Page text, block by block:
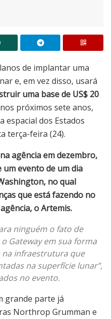
de implantar uma
e, em vez disso, usará
uma base de US$ 20
nos próximos sete anos,
espacial dos Estados
terça-feira (24).
agência em dezembro,
evento de um dia
no qual
que está fazendo no
o Artemis.
ninguém o fato de
Gateway em sua forma
infraestrutura que
na superfície lunar”,
no evento.
grande parte já
Northrop Grumman e